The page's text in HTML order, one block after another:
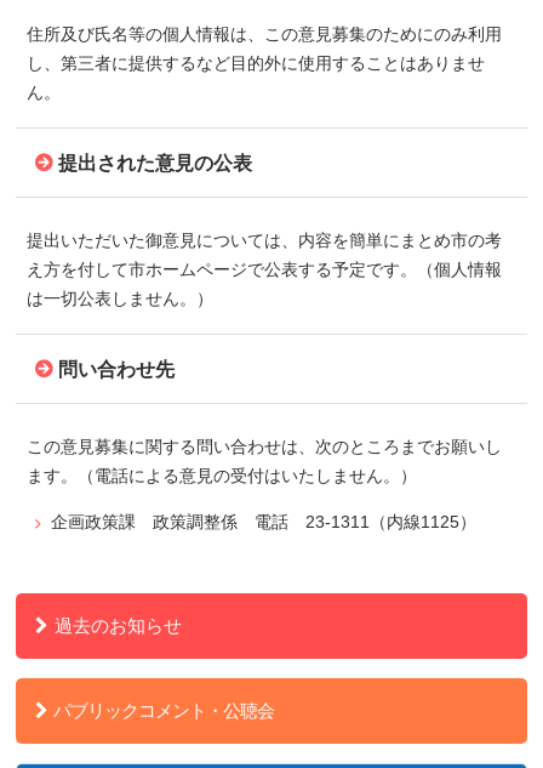
住所及び氏名等の個人情報は、この意見募集のためにのみ利用
し、第三者に提供するなど目的外に使用することはありませ
ん。
提出された意見の公表
提出いただいた御意見については、内容を簡単にまとめ市の考
え方を付して市ホームページで公表する予定です。（個人情報
は一切公表しません。）
問い合わせ先
この意見募集に関する問い合わせは、次のところまでお願いし
ます。（電話による意見の受付はいたしません。）
企画政策課 政策調整係 電話 23-1311（内線1125）
過去のお知らせ
パブリックコメント・公聴会